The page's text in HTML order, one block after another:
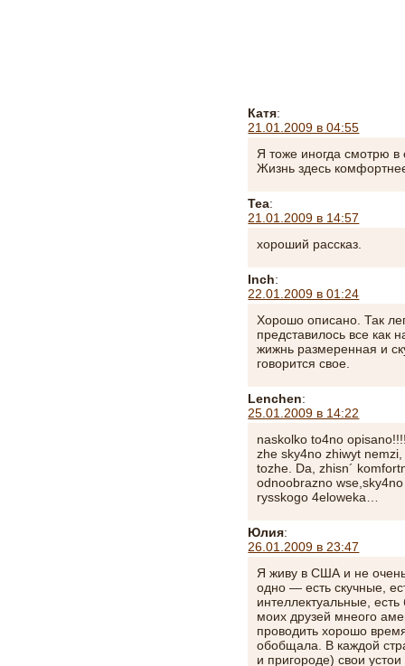
Катя:
21.01.2009 в 04:55
Я тоже иногда смотрю
Жизнь здесь
Tea:
21.01.2009 в 14:57
хороший рассказ.
Inch:
22.01.2009 в 01:24
Хорошо описано. Так
представилось все как
жижнь размеренная и
говорится свое.
Lenchen:
25.01.2009 в 14:22
naskolko to4no
zhe sky4no zhiwyt
tozhe. Da, zhisn´
odnoobrazno
rysskogo 4eloweka…
Юлия:
26.01.2009 в 23:47
Я живу в США и не
одно — есть скучные,
интеллектуальные,
моих друзей мнеого
проводить хорошо
обобщала. В каждой
и пригороде) свои